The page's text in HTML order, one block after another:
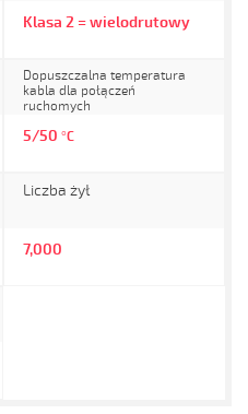
Klasa 2 = wielodrutowy
Dopuszczalna temperatura
kabla dla połączeń
ruchomych
5/50 °C
Liczba żył
7,000